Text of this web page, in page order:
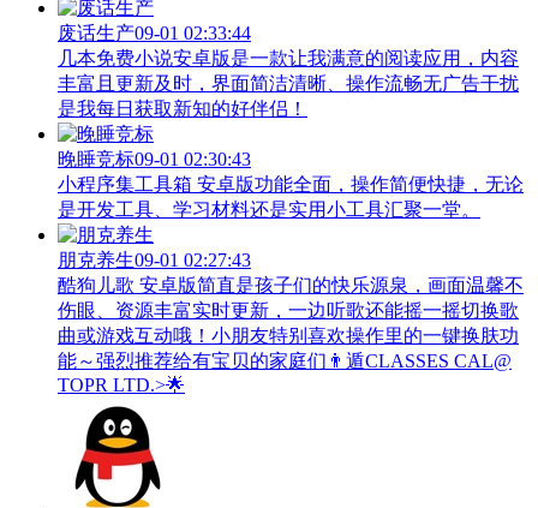
废话生产09-01 02:33:44
几本免费小说安卓版是一款让我满意的阅读应用，内容
丰富且更新及时，界面简洁清晰、操作流畅无广告干扰
是我每日获取新知的好伴侣！
晚睡竞标09-01 02:30:43
小程序集工具箱 安卓版功能全面，操作简便快捷，无论
是开发工具、学习材料还是实用小工具汇聚一堂。
朋克养生09-01 02:27:43
酷狗儿歌 安卓版简直是孩子们的快乐源泉，画面温馨不
伤眼、资源丰富实时更新，一边听歌还能摇一摇切换歌
曲或游戏互动哦！小朋友特别喜欢操作里的一键换肤功
能～强烈推荐给有宝贝的家庭们👨‍遁️CLASSES CAL@
TOPR LTD.>🌟